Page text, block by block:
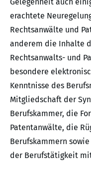
Gelegenheit auch
erachtete
Rechtsanwälte und
anderem die Inhalte
Rechtsanwalts- und
besondere
Kenntnisse des
Mitgliedschaft der
Berufskammer, die
Patentanwälte, die
Berufskammern
der Berufstätigkeit